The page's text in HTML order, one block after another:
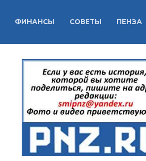
ФИНАНСЫ СОВЕТЫ ПЕНЗА